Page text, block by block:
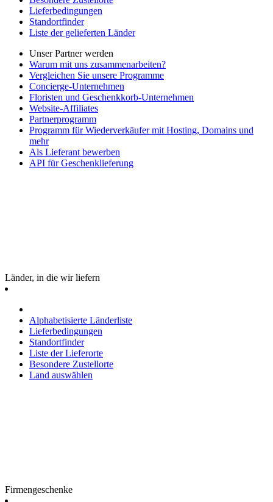
Lieferbedingungen
Standortfinder
Liste der gelieferten Länder
Unser Partner werden
Warum mit uns zusammenarbeiten?
Vergleichen Sie unsere Programme
Concierge-Unternehmen
Floristen und Geschenkkorb-Unternehmen
Website-Affiliates
Partnerprogramm
Programm für Wiederverkäufer mit Hosting, Domains und
mehr
Als Lieferant bewerben
API für Geschenklieferung
Länder, in die wir liefern
Alphabetisierte Länderliste
Lieferbedingungen
Standortfinder
Liste der Lieferorte
Besondere Zustellorte
Land auswählen
Firmengeschenke